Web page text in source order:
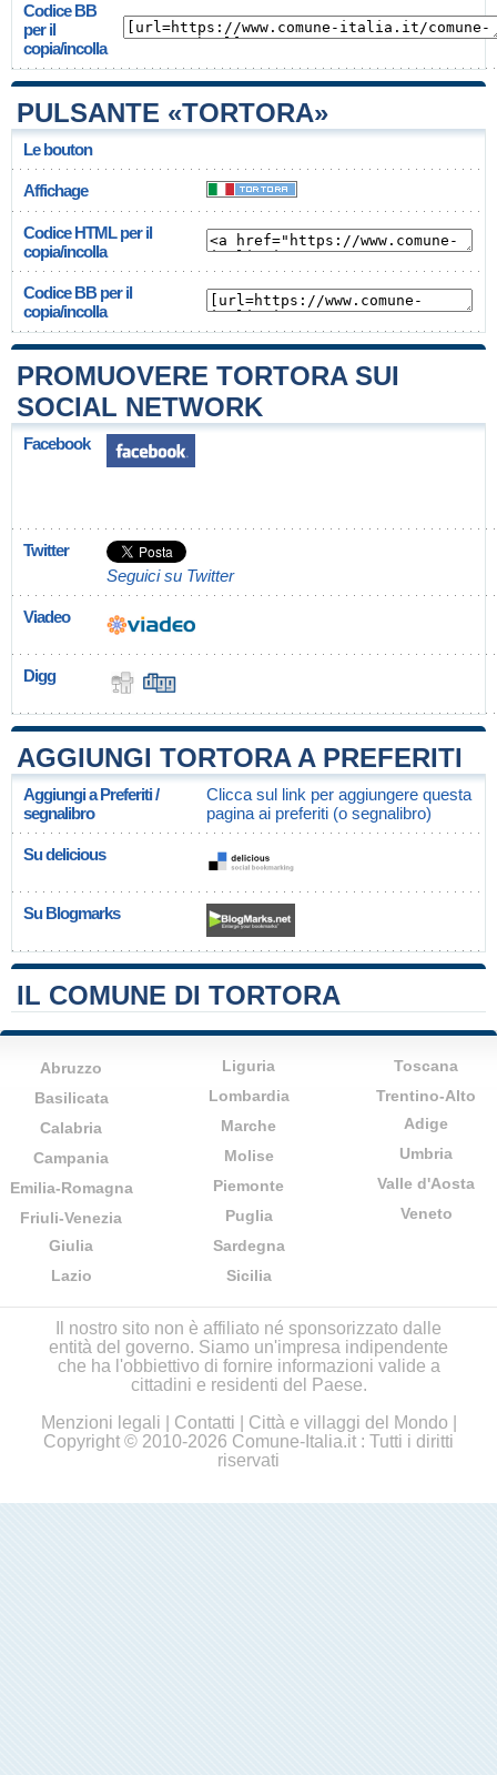
Codice BB
per il
copia/incolla
PULSANTE «TORTORA»
Le bouton
Affichage
Codice HTML per il
copia/incolla
Codice BB per il
copia/incolla
PROMUOVERE TORTORA SUI
SOCIAL NETWORK
Facebook
Twitter
Seguici su Twitter
Viadeo
Digg
AGGIUNGI TORTORA A PREFERITI
Aggiungi a Preferiti /
segnalibro
Clicca sul link per aggiungere questa
pagina ai preferiti (o segnalibro)
Su delicious
Su Blogmarks
IL COMUNE DI TORTORA
Abruzzo
Basilicata
Calabria
Campania
Emilia-Romagna
Friuli-Venezia
Giulia
Lazio
Liguria
Lombardia
Marche
Molise
Piemonte
Puglia
Sardegna
Sicilia
Toscana
Trentino-Alto
Adige
Umbria
Valle d'Aosta
Veneto
Il nostro sito non è affiliato né sponsorizzato dalle
entità del governo. Siamo un'impresa indipendente
che ha l'obbiettivo di fornire informazioni valide a
cittadini e residenti del Paese.
Menzioni legali
Contatti Città e villaggi del Mondo
Copyright © 2010-2026 Comune-Italia.it : Tutti i diritti
riservati